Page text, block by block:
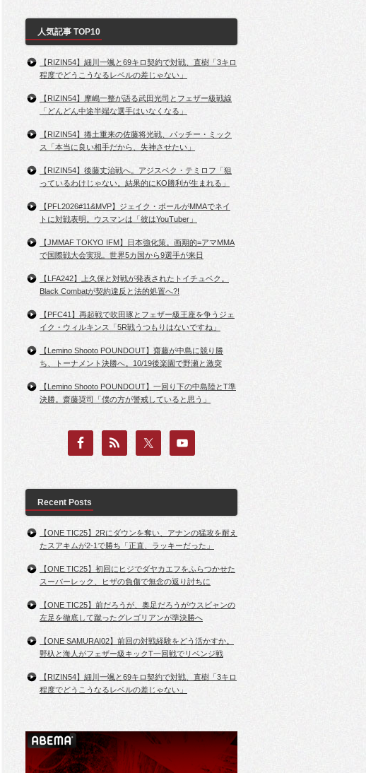
人気記事 TOP10
【RIZIN54】細川一颯と69キロ契約で対戦、直樹「3キロ
程度でどうこうなるレベルの差じゃない」
【RIZIN54】摩嶋一整が語る武田光司とフェザー級戦線
「どんどん中途半端な選手はいなくなる」
【RIZIN54】捲土重来の佐藤将光戦、パッチー・ミック
ス「本当に良い相手だから、失神させたい」
【RIZIN54】後藤丈治戦へ。アジスベク・テミロフ「狙
っているわけじゃない。結果的にKO勝利が生まれる」
【PFL2026#11&MVP】ジェイク・ポールがMMAでネイ
トに対戦表明。ウスマンは「彼はYouTuber」
【JMMAF TOKYO IFM】日本強化策。画期的=アマMMA
で国際戦大会実現。世界5カ国から9選手が来日
【LFA242】上久保と対戦が発表されたトイチュベク。
Black Combatが契約違反と法的処置へ?!
【PFC41】再起戦で吹田琢とフェザー級王座を争うジェ
イク・ウィルキンス「5R戦うつもりはないですね」
【Lemino Shooto POUNDOUT】齋藤が中島に競り勝
ち、トーナメント決勝へ。10/19後楽園で野瀬と激突
【Lemino Shooto POUNDOUT】一回り下の中島陸とT準
決勝。齋藤奨司「僕の方が警戒していると思う」
Recent Posts
【ONE TIC25】2Rにダウンを奪い、アナンの猛攻を耐え
たスアキムが2-1で勝ち「正直、ラッキーだった」
【ONE TIC25】初回にヒジでダヤカエフをふらつかせた
スーパーレック、ヒザの負傷で無念の返り討ちに
【ONE TIC25】前だろうが、奥足だろうがウスビャンの
左足を徹底して蹴ったグレゴリアンが準決勝へ
【ONE SAMURAI02】前回の対戦経験をどう活かすか。
野杁と海人がフェザー級キックT一回戦でリベンジ戦
【RIZIN54】細川一颯と69キロ契約で対戦、直樹「3キロ
程度でどうこうなるレベルの差じゃない」